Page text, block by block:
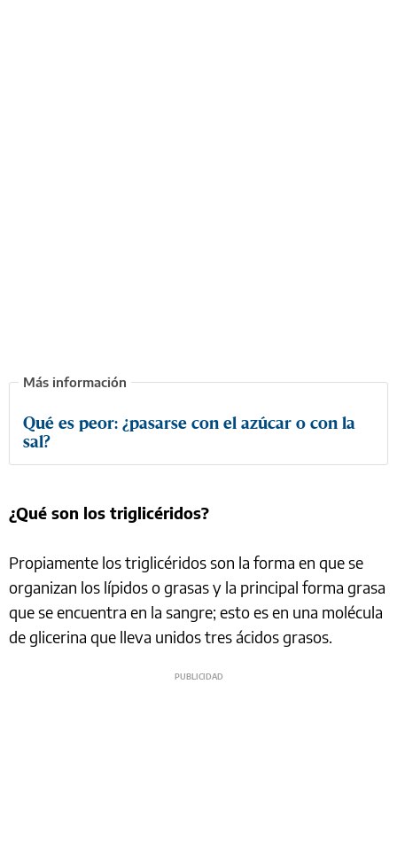
Qué es peor: ¿pasarse con el azúcar o con la
sal?
¿Qué son los triglicéridos?
Propiamente los triglicéridos son la forma en que se
organizan los lípidos o grasas y la principal forma grasa
que se encuentra en la sangre; esto es en una molécula
de glicerina que lleva unidos tres ácidos grasos.